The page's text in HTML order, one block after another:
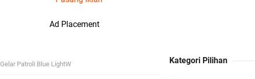
Pesan Kamtibmas
Ad Placement
Patroli Blue LightW Kategori Pilihan